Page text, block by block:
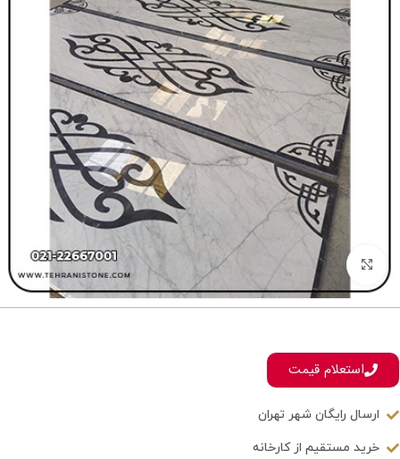
بزرگنمایی تصویر
استعلام قیمت
ارسال رایگان شهر تهران
خرید مستقیم از کارخانه